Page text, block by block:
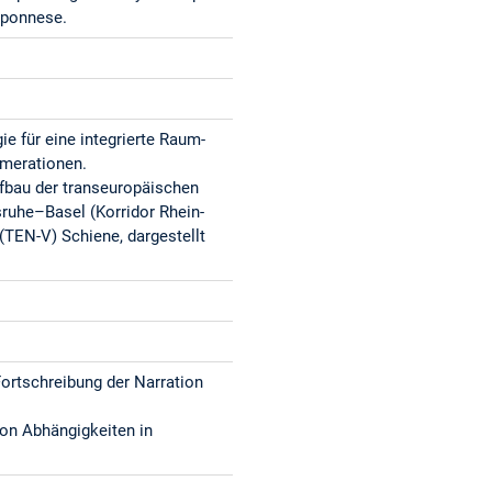
für eine integrierte Raum-
der transeuropäischen
(Korridor Rhein-
V) Schiene, dargestellt
der Narration
Abhängigkeiten in